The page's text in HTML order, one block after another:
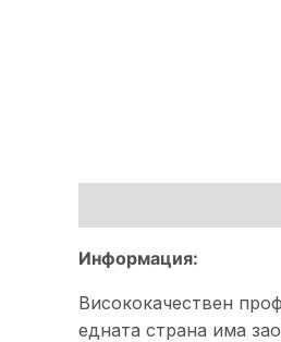
Информация:
Висококачествен
едната страна има